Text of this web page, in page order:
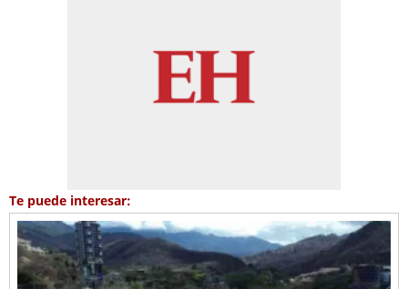
Te puede interesar: